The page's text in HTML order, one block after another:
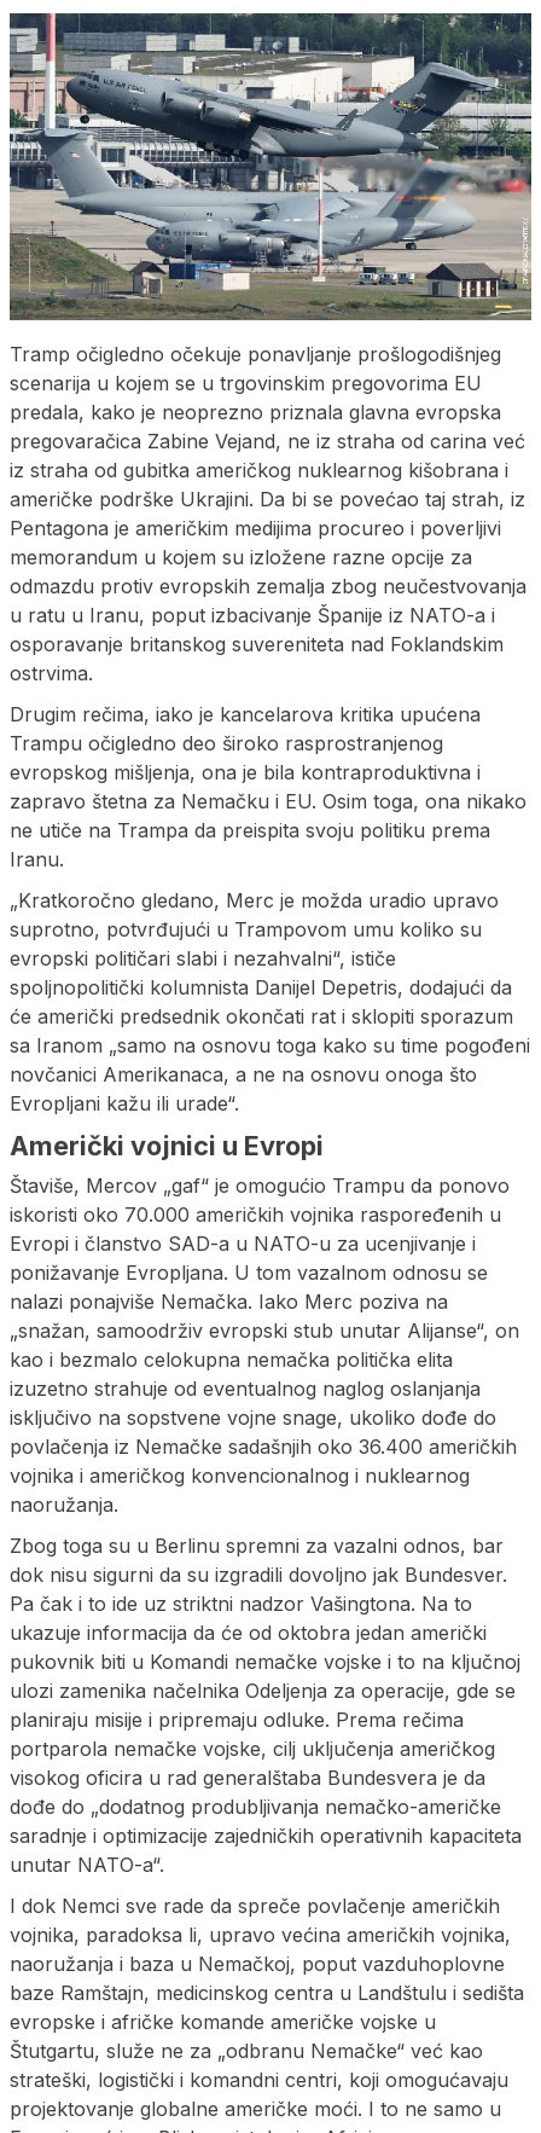
Tramp očigledno očekuje ponavljanje prošlogodišnjeg
scenarija u kojem se u trgovinskim pregovorima EU
predala, kako je neoprezno priznala glavna evropska
pregovaračica Zabine Vejand, ne iz straha od carina već
iz straha od gubitka američkog nuklearnog kišobrana i
američke podrške Ukrajini. Da bi se povećao taj strah, iz
Pentagona je američkim medijima procureo i poverljivi
memorandum u kojem su izložene razne opcije za
odmazdu protiv evropskih zemalja zbog neučestvovanja
u ratu u Iranu, poput izbacivanje Španije iz NATO-a i
osporavanje britanskog suvereniteta nad Foklandskim
ostrvima.
Drugim rečima, iako je kancelarova kritika upućena
Trampu očigledno deo široko rasprostranjenog
evropskog mišljenja, ona je bila kontraproduktivna i
zapravo štetna za Nemačku i EU. Osim toga, ona nikako
ne utiče na Trampa da preispita svoju politiku prema
Iranu.
„Kratkoročno gledano, Merc je možda uradio upravo
suprotno, potvrđujući u Trampovom umu koliko su
evropski političari slabi i nezahvalni“, ističe
spoljnopolitički kolumnista Danijel Depetris, dodajući da
će američki predsednik okončati rat i sklopiti sporazum
sa Iranom „samo na osnovu toga kako su time pogođeni
novčanici Amerikanaca, a ne na osnovu onoga što
Evropljani kažu ili urade“.
Američki vojnici u Evropi
Štaviše, Mercov „gaf“ je omogućio Trampu da ponovo
iskoristi oko 70.000 američkih vojnika raspoređenih u
Evropi i članstvo SAD-a u NATO-u za ucenjivanje i
ponižavanje Evropljana. U tom vazalnom odnosu se
nalazi ponajviše Nemačka. Iako Merc poziva na
„snažan, samoodrživ evropski stub unutar Alijanse“, on
kao i bezmalo celokupna nemačka politička elita
izuzetno strahuje od eventualnog naglog oslanjanja
isključivo na sopstvene vojne snage, ukoliko dođe do
povlačenja iz Nemačke sadašnjih oko 36.400 američkih
vojnika i američkog konvencionalnog i nuklearnog
naoružanja.
Zbog toga su u Berlinu spremni za vazalni odnos, bar
dok nisu sigurni da su izgradili dovoljno jak Bundesver.
Pa čak i to ide uz striktni nadzor Vašingtona. Na to
ukazuje informacija da će od oktobra jedan američki
pukovnik biti u Komandi nemačke vojske i to na ključnoj
ulozi zamenika načelnika Odeljenja za operacije, gde se
planiraju misije i pripremaju odluke. Prema rečima
portparola nemačke vojske, cilj uključenja američkog
visokog oficira u rad generalštaba Bundesvera je da
dođe do „dodatnog produbljivanja nemačko-američke
saradnje i optimizacije zajedničkih operativnih kapaciteta
unutar NATO-a“.
I dok Nemci sve rade da spreče povlačenje američkih
vojnika, paradoksa li, upravo većina američkih vojnika,
naoružanja i baza u Nemačkoj, poput vazduhoplovne
baze Ramštajn, medicinskog centra u Landštulu i sedišta
evropske i afričke komande američke vojske u
Štutgartu, služe ne za „odbranu Nemačke“ već kao
strateški, logistički i komandni centri, koji omogućavaju
projektovanje globalne američke moći. I to ne samo u